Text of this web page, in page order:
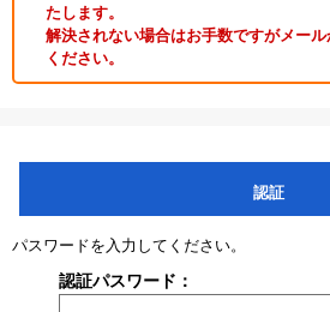
たします。
解決されない場合はお手数ですがメー
ください。
認証
パスワードを入力してください。
認証パスワード：